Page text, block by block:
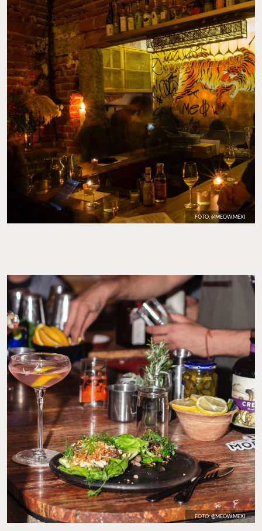
FOTO: @MEOW.MEXI
FOTO: @MEOW.MEXI